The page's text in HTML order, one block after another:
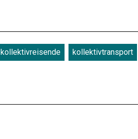
kollektivreisende kollektivtransport